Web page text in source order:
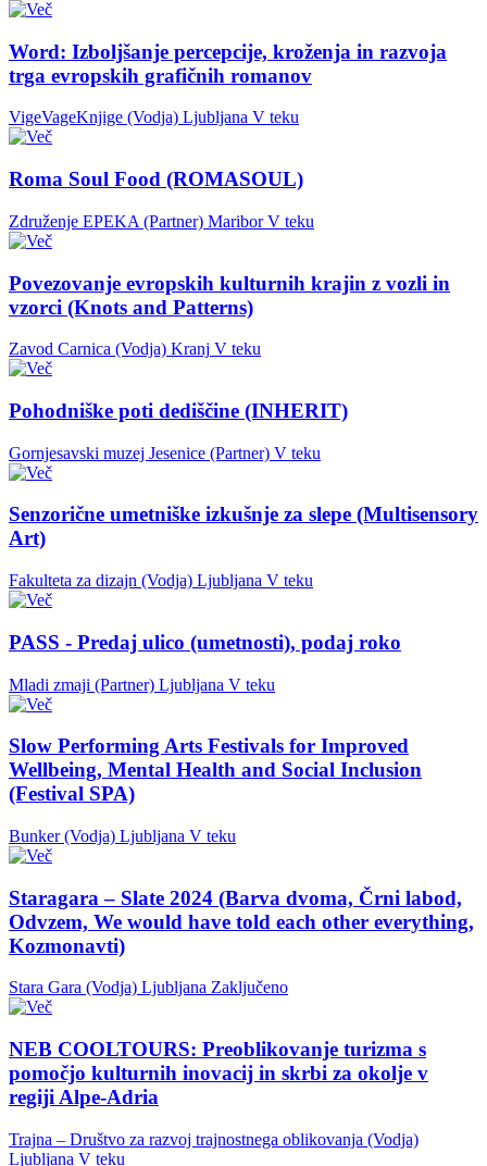
Word: Izboljšanje percepcije, kroženja in razvoja
trga evropskih grafičnih romanov
VigeVageKnjige (Vodja) Ljubljana V teku
Roma Soul Food (ROMASOUL)
Združenje EPEKA (Partner) Maribor V teku
Povezovanje evropskih kulturnih krajin z vozli in
vzorci (Knots and Patterns)
Zavod Carnica (Vodja) Kranj V teku
Pohodniške poti dediščine (INHERIT)
Gornjesavski muzej Jesenice (Partner) V teku
Senzorične umetniške izkušnje za slepe (Multisensory
Art)
Fakulteta za dizajn (Vodja) Ljubljana V teku
PASS - Predaj ulico (umetnosti), podaj roko
Mladi zmaji (Partner) Ljubljana V teku
Slow Performing Arts Festivals for Improved
Wellbeing, Mental Health and Social Inclusion
(Festival SPA)
Bunker (Vodja) Ljubljana V teku
Staragara – Slate 2024 (Barva dvoma, Črni labod,
Odvzem, We would have told each other everything,
Kozmonavti)
Stara Gara (Vodja) Ljubljana Zaključeno
NEB COOLTOURS: Preoblikovanje turizma s
pomočjo kulturnih inovacij in skrbi za okolje v
regiji Alpe-Adria
Trajna – Društvo za razvoj trajnostnega oblikovanja (Vodja)
Ljubljana V teku